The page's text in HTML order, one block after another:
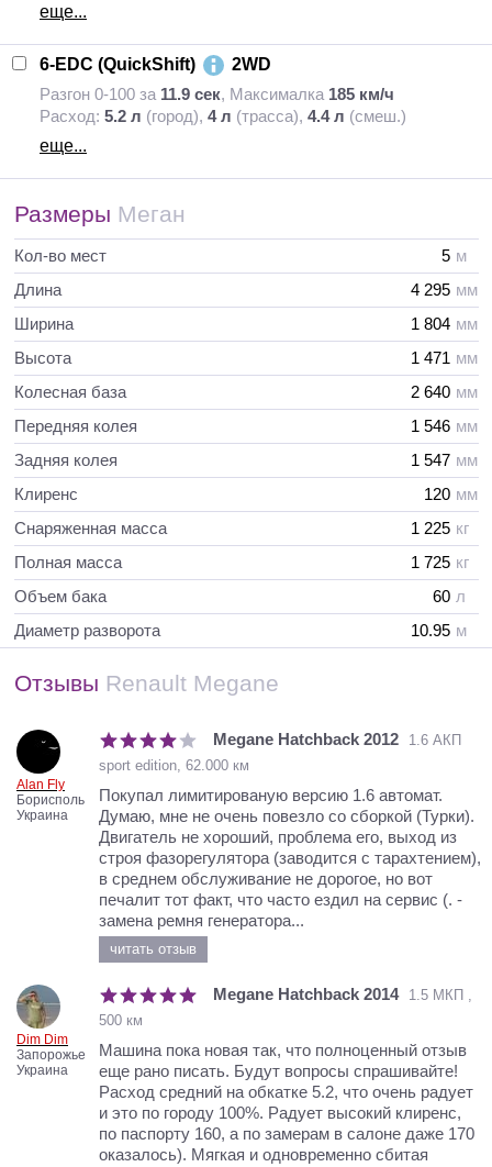
еще...
6-EDC (QuickShift)
2WD
Разгон 0-100 за 11.9 сек, Максималка 185 км/ч
Расход: 5.2 л (город), 4 л (трасса), 4.4 л (смеш.)
еще...
Размеры Меган
Кол-во мест 5 м
Длина
4 295 мм
Ширина
1 804 мм
Высота
1 471 мм
Колесная база
2 640 мм
Передняя колея
1 546 мм
Задняя колея
1 547 мм
Клиренс
120 мм
Снаряженная масса
1 225 кг
Полная масса
1 725 кг
Объем бака
60 л
Диаметр разворота
10.95 м
Отзывы Renault Megane
Alan Fly
Борисполь
Украина
Megane Hatchback 2012
1.6 АКП
sport edition, 62.000 км
Покупал лимитированую версию 1.6 автомат.
Думаю, мне не очень повезло со сборкой (Турки).
Двигатель не хороший, проблема его, выход из
строя фазорегулятора (заводится с тарахтением),
в среднем обслуживание не дорогое, но вот
печалит тот факт, что часто ездил на сервис (. -
замена ремня генератора...
читать отзыв
Dim Dim
Запорожье
Украина
Megane Hatchback 2014
1.5 МКП ,
500 км
Машина пока новая так, что полноценный отзыв
еще рано писать. Будут вопросы спрашивайте!
Расход средний на обкатке 5.2, что очень радует
и это по городу 100%. Радует высокий клиренс,
по паспорту 160, а по замерам в салоне даже 170
оказалось). Мягкая и одновременно сбитая